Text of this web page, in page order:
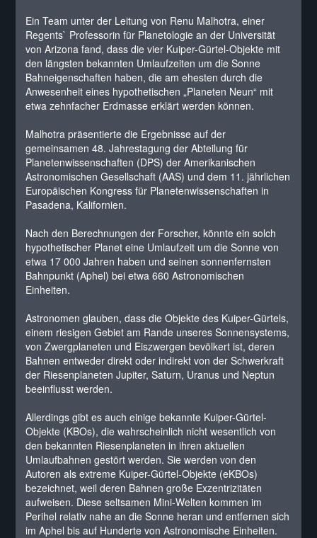
Ein Team unter der Leitung von Renu Malhotra, einer
Regents` Professorin für Planetologie an der Universität
von Arizona fand, dass die vier Kuiper-Gürtel-Objekte mit
den längsten bekannten Umlaufzeiten um die Sonne
Bahneigenschaften haben, die am ehesten durch die
Anwesenheit eines hypothetischen „Planeten Neun“ mit
etwa zehnfacher Erdmasse erklärt werden können.
Malhotra präsentierte die Ergebnisse auf der
gemeinsamen 48. Jahrestagung der Abteilung für
Planetenwissenschaften (DPS) der Amerikanischen
Astronomischen Gesellschaft (AAS) und dem 11. jährlichen
Europäischen Kongress für Planetenwissenschaften in
Pasadena, Kalifornien.
Nach den Berechnungen der Forscher, könnte ein solch
hypothetischer Planet eine Umlaufzeit um die Sonne von
etwa 17 000 Jahren haben und seinen sonnenfernsten
Bahnpunkt (Aphel) bei etwa 660 Astronomischen
Einheiten.
Astronomen glauben, dass die Objekte des Kuiper-Gürtels,
einem riesigen Gebiet am Rande unseres Sonnensystems,
von Zwergplaneten und Eiszwergen bevölkert ist, deren
Bahnen entweder direkt oder indirekt von der Schwerkraft
der Riesenplaneten Jupiter, Saturn, Uranus und Neptun
beeinflusst werden.
Allerdings gibt es auch einige bekannte Kuiper-Gürtel-
Objekte (KBOs), die wahrscheinlich nicht wesentlich von
den bekannten Riesenplaneten in ihren aktuellen
Umlaufbahnen gestört werden. Sie werden von den
Autoren als extreme Kuiper-Gürtel-Objekte (eKBOs)
bezeichnet, weil deren Bahnen große Exzentrizitäten
aufweisen. Diese seltsamen Mini-Welten kommen im
Perihel relativ nahe an die Sonne heran und entfernen sich
im Aphel bis auf Hunderte von Astronomische Einheiten.